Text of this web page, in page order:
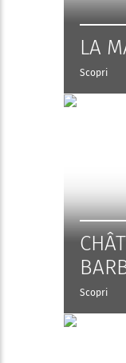
LA
Scopri
Scopri